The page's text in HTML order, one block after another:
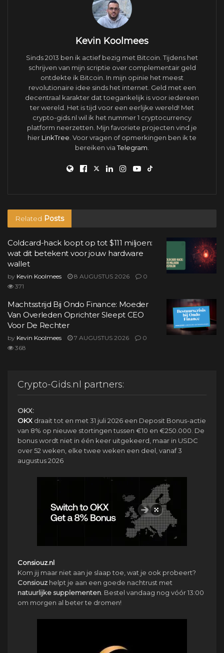
Kevin Koolmees
Sinds 2013 ben ik actief bezig met Bitcoin. Tijdens het
schrijven van mijn scriptie over complementair geld
ontdekte ik Bitcoin. In mijn opinie het meest
revolutionaire idee sinds het internet. Geld met een
decentraal karakter dat toegankelijk is voor iedereen
ter wereld. Het is tijd voor een eerlijke wereld! Met
crypto-gids.nl wil ik het nummer 1 cryptocurrency
platform neerzetten. Mijn favoriete projecten vind je
hier LinkTree. Voor vragen of opmerkingen ben ik te
bereiken viaTelegram.
Related Posts
Coldcard-hack loopt op tot $111 miljoen:
wat dit betekent voor jouw hardware
wallet
by Kevin Koolmees 8 AUGUSTUS 2026
0
371
Machtsstrijd Bij Ondo Finance: Moeder
Van Overleden Oprichter Sleept CEO
Voor De Rechter
by Kevin Koolmees 7 AUGUSTUS 2026
0
368
Crypto-Gids.nl partners:
OKX:
OKX draait tot en met 31 juli 2026 een Deposit Bonus-actie
van 8% op nieuwe stortingen tussen €10 en €250.000. De
bonus wordt niet in één keer uitgekeerd, maar in USDC
over 52 weken, elke twee weken een deel, vanaf 3
augustus 2026
Consiouz.nl
Kom jij maar niet aan je slaap toe, wat je ook probeert?
Consiouz helpt je aan een goede nachtrust met
natuurlijke supplementen . Bestel vandaag nog vóór 13:00
om morgen al beter te dromen!